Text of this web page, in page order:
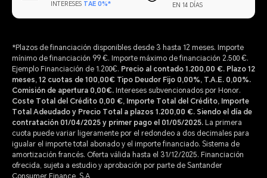
INTERESES TAE 0%* EN 14 DÍAS
*Plazos de financiación disponibles desde 3 hasta 12 meses. Importe
mínimo de financiación 99 €. Importe máximo de financiación 2.500 €.
Ejemplo Financiación de 1.200€. Precio al contado 1.200,00 €. Plazo 12
meses, 12 cuotas de 100,00€ Tipo Deudor Fijo 0,00%, T.A.E. 0,00%.
Comisión de apertura 0,00€. Intereses subvencionados por Honor.
Coste Total del Crédito 0,00 €, Importe Total del Crédito, Importe
Total Adeudado y Precio Total a plazos 1.200,00 €. Siendo el día de
contratación 01/04/2025 y primer pago el 01/05/2025. La primera
cuota puede variar ligeramente por el redondeo a dos decimales para
igualar el importe total abonado y el importe financiado. Sistema de
amortización francés. Oferta válida hasta el 31/12/2025. Financiación
ofrecida, sujeta a estudio y aprobación por parte de Santander
Consumer Finance, S.A